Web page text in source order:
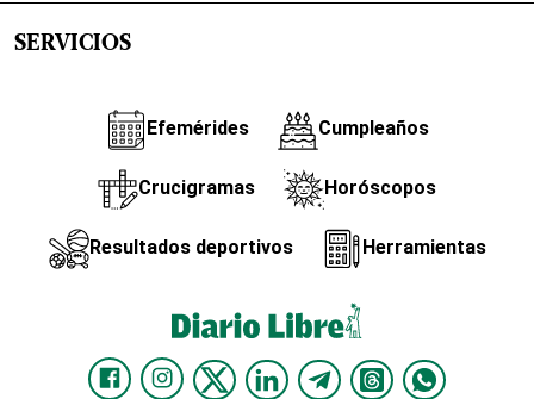
SERVICIOS
Efemérides Cumpleaños
Crucigramas Horóscopos
Resultados deportivos Herramientas